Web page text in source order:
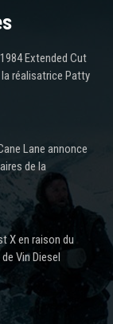
Extended Cut
réalisatrice Patty
Lane annonce
de la
X en raison du
Vin Diesel